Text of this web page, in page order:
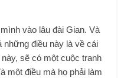
vào lâu đài Gian. Và
những điều này là về cái
sẽ có một cuộc tranh
một điều mà họ phải làm